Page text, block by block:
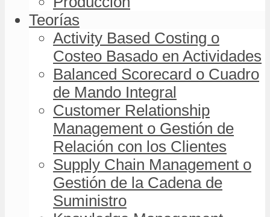
Teorías
Activity Based Costing o
Costeo Basado en Actividades
Balanced Scorecard o Cuadro
de Mando Integral
Customer Relationship
Management o Gestión de
Relación con los Clientes
Supply Chain Management o
Gestión de la Cadena de
Suministro